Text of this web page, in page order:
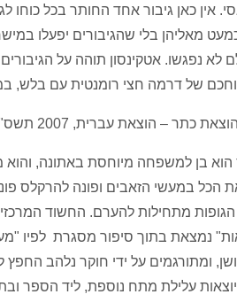
כאן גיבור אחד החותר בכל כוחו
מאליהן בלי שהגיבורים יפעלו
אטקינסון תוהה על הגיבורים
של דרמה חצי רומנטית עם בלש,
2007 תשס"ז, 428 עמ', 88 ש"ח
בן למשפחה מיוחסת באתונה, והוא
הכל במעשי הזאבים ופונה להרקלס
מתחילות להערם. החשוד
נמצאת בתוך סיפור מסגרת לפיו
ומתורגמים על ידי חוקר נלהב
עלילת מתח נוספת, ליד הספר